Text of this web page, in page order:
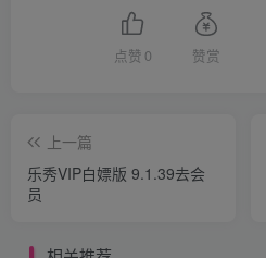
点赞 0 赞赏
上一篇
乐秀VIP白嫖版 9.1.39去会
员